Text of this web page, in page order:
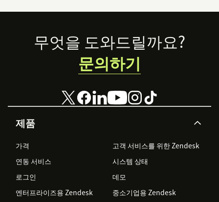
Footer
제품
가격
고객 서비스를 위한 Zendesk
연동 서비스
시스템 상태
로그인
데모
엔터프라이즈용 Zendesk
중소기업용 Zendesk
무엇을 도와드릴까요?
문의하기